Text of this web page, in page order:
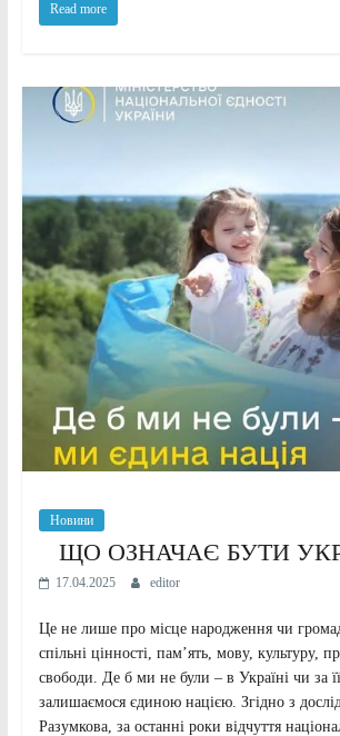
Read more
Новини
ЩО ОЗНАЧАЄ БУТИ
17.04.2025 editor
Це не лише про місце народження чи
спільні цінності, пам’ять, мову, культуру,
свободи. Де б ми не були – в Україні чи за
залишаємося єдиною нацією. Згідно з
Разумкова, за останні роки відчуття